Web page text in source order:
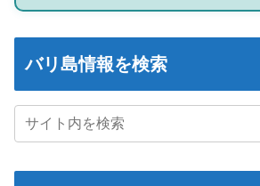
バリ島情報を検索